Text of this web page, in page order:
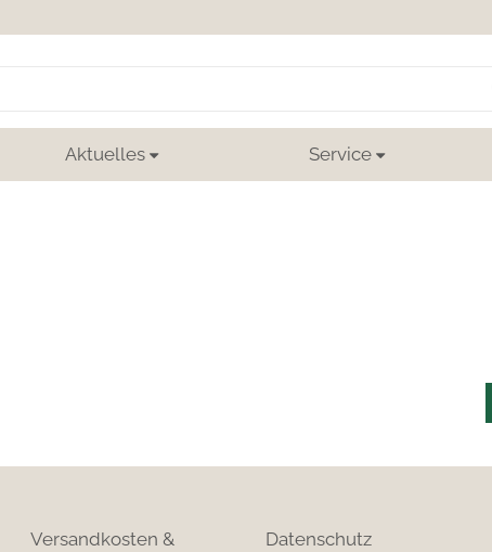
Aktuelles Service
Versandkosten &
Datenschutz